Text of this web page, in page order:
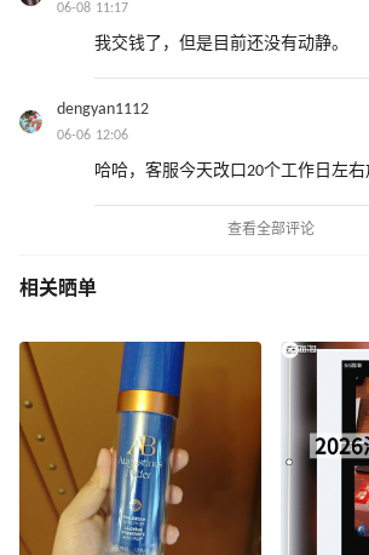
06-08 11:17
我交钱了，但是目前还没有动静。
dengyan1112
06-06 12:06
哈哈，客服今天改口20个工作日左
查看全部评论
相关晒单